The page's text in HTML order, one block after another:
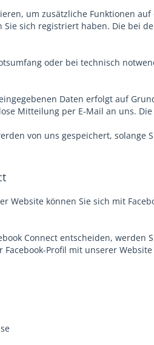
um zusätzliche Funktionen
sich registriert haben. Die bei
oder bei technisch
Daten erfolgt auf
Mitteilung per E-Mail an uns.
von uns gespeichert,
Website können Sie sich mit
Connect entscheiden,
Profil mit unserer